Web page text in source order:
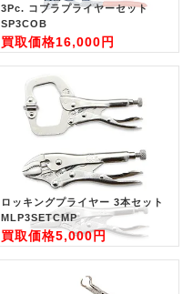
3Pc. コブラプライヤーセット
SP3COB
買取価格16,000円
ロッキングプライヤー 3本セット
MLP3SETCMP
買取価格5,000円